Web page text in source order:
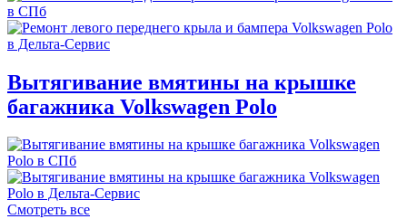
Вытягивание вмятины на крышке
багажника Volkswagen Polo
Смотреть все